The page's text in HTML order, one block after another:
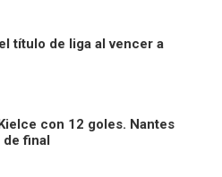
título de liga al vencer a
con 12 goles. Nantes
final